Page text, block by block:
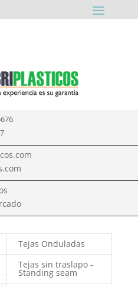
Tejas Onduladas
Tejas sin traslapo -
Standing seam